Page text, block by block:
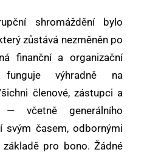
shromáždění bylo
zůstává nezměněn po
finanční a organizační
funguje výhradně na
členové, zástupci a
— včetně generálního
časem, odbornými
pro bono. Žádné